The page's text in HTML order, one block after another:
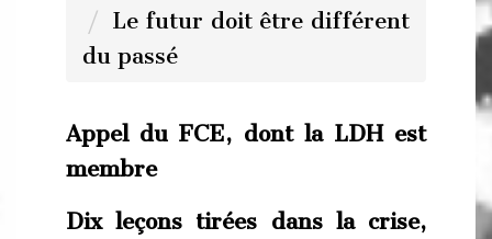
Le futur doit être différent
du passé
Appel du FCE, dont la LDH est
membre
Dix leçons tirées dans la crise,